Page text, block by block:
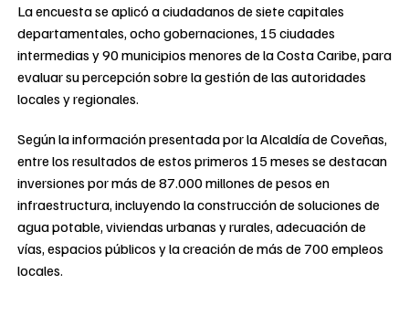
La encuesta se aplicó a ciudadanos de siete capitales
departamentales, ocho gobernaciones, 15 ciudades
intermedias y 90 municipios menores de la Costa Caribe, para
evaluar su percepción sobre la gestión de las autoridades
locales y regionales.
Según la información presentada por la Alcaldía de Coveñas,
entre los resultados de estos primeros 15 meses se destacan
inversiones por más de 87.000 millones de pesos en
infraestructura, incluyendo la construcción de soluciones de
agua potable, viviendas urbanas y rurales, adecuación de
vías, espacios públicos y la creación de más de 700 empleos
locales.